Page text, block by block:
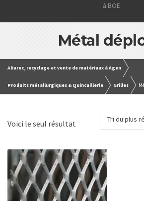
à BOE
Métal
Aliarec, recyclage et vente de matériaux à Agen
Produits métallurgiques & Quincaillerie Grilles
Voici le seul résultat